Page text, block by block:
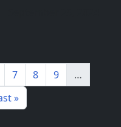
Page
7 Page
8 Page
9
…
»